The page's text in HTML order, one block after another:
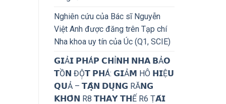
Nghiên cứu của Bác sĩ Nguyễn
Việt Anh được đăng trên Tạp chí
Nha khoa uy tín của Úc (Q1, SCIE)
𝗚𝗜Ả𝗜 𝗣𝗛Á𝗣 𝗖𝗛Ỉ𝗡𝗛 𝗡𝗛𝗔 𝗕Ả𝗢
𝗧Ồ𝗡 ĐỘ̣𝗧 𝗣𝗛Á: 𝗚𝗜Ả𝗠 HÔ 𝗛𝗜Ệ𝗨
𝗤𝗨Ả – 𝗧𝗔̣̂𝗡 𝗗𝗨̣𝗡𝗚 RĂ𝗡𝗚
𝗞𝗛𝗢̂𝗡 R8 𝗧𝗛𝗔𝗬 𝗧𝗛Ế R6 Ṭ𝗔́𝗜